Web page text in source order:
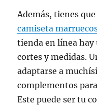
Además, tienes
camiseta
tienda en línea hay
cortes y medidas.
adaptarse a
complementos
Este puede ser tu